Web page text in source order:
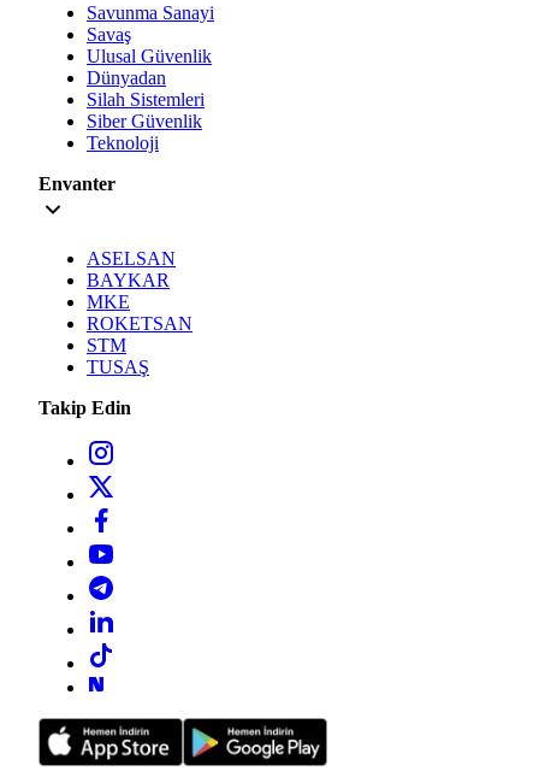
Savunma Sanayi
Savaş
Ulusal Güvenlik
Dünyadan
Silah Sistemleri
Siber Güvenlik
Teknoloji
Envanter
ASELSAN
BAYKAR
MKE
ROKETSAN
STM
TUSAŞ
Takip Edin